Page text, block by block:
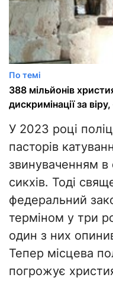
По темі
388 мільйонів
дискримінації за віру,
У 2023 році
пасторів
звинуваченням в
сикхів. Тоді
федеральний
терміном у три
один з них
Тепер місцева
погрожує